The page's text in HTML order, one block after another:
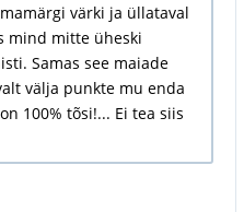
värki ja üllataval
mind mitte üheski
Samas see maiade
välja punkte mu enda
100% tõsi!... Ei tea siis